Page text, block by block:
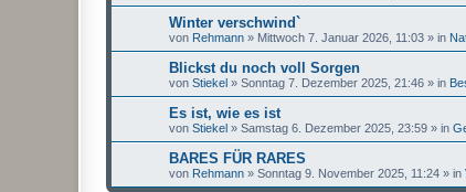
Winter verschwind`
von Rehmann » Mittwoch 7. Januar 2026, 11:03 » in
Blickst du noch voll Sorgen
von Stiekel » Sonntag 7. Dezember 2025, 21:46 » in
Es ist, wie es ist
von Stiekel » Samstag 6. Dezember 2025, 23:59 » in
BARES FÜR RARES
von Rehmann » Sonntag 9. November 2025, 11:24 » in